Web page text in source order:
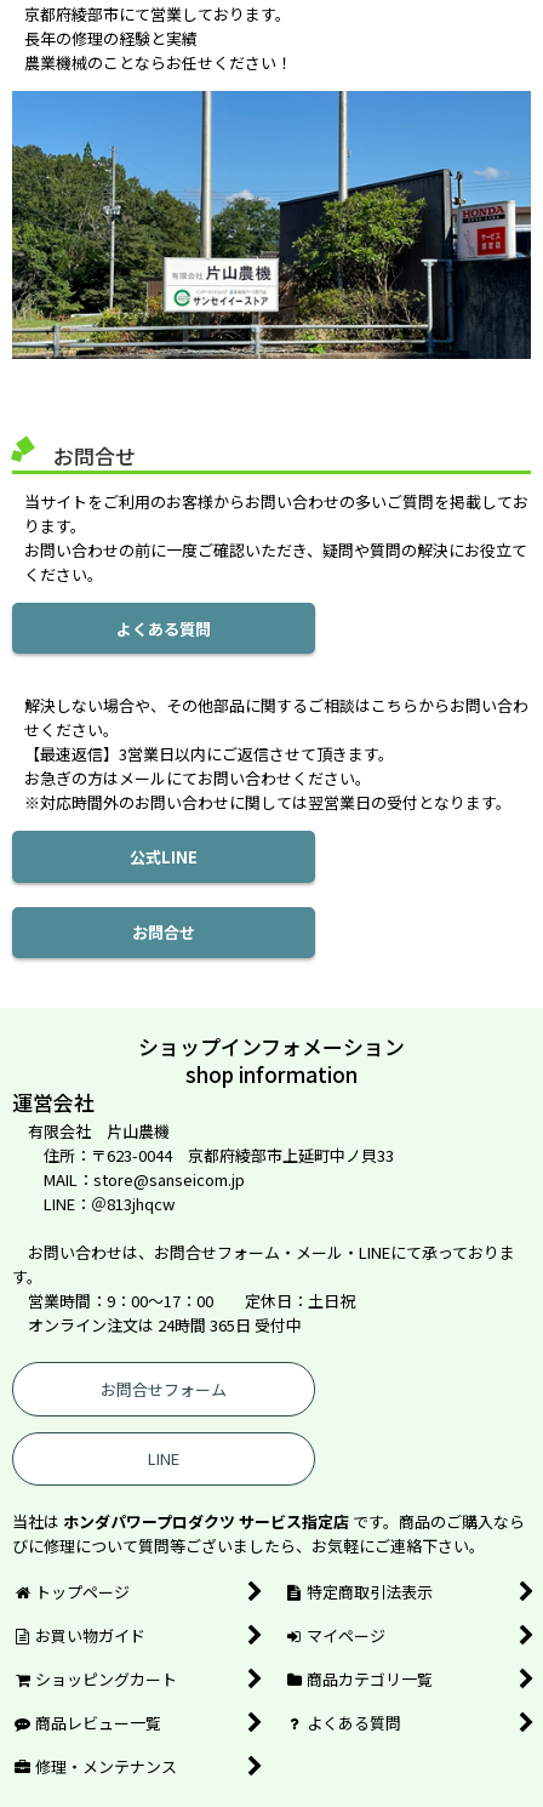
京都府綾部市にて営業しております。
長年の修理の経験と実績
農業機械のことならお任せください！
お問合せ
当サイトをご利用のお客様からお問い合わせの多いご質問を掲載してお
ります。
お問い合わせの前に一度ご確認いただき、疑問や質問の解決にお役立て
ください。
よくある質問
解決しない場合や、その他部品に関するご相談はこちらからお問い合わ
せください。
【最速返信】3営業日以内にご返信させて頂きます。
お急ぎの方はメールにてお問い合わせください。
※対応時間外のお問い合わせに関しては翌営業日の受付となります。
公式LINE
お問合せ
ショップインフォメーション
shop information
運営会社
有限会社 片山農機
住所：〒623-0044 京都府綾部市上延町中ノ貝33
MAIL：store@sanseicom.jp
LINE：＠813jhqcw
お問い合わせは、お問合せフォーム・メール・LINEにて承っておりま
す。
営業時間：9：00～17：00 定休日：土日祝
オンライン注文は 24時間 365日 受付中
お問合せフォーム
LINE
当社は ホンダパワープロダクツ サービス指定店 です。商品のご購入なら
びに修理について質問等ございましたら、お気軽にご連絡下さい。
トップページ
特定商取引法表示
お買い物ガイド
マイページ
ショッピングカート
商品カテゴリ一覧
商品レビュー一覧
よくある質問
修理・メンテナンス